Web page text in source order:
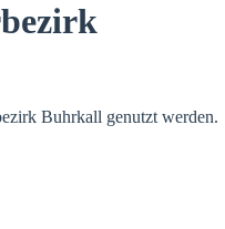
Buhrkall genutzt werden.